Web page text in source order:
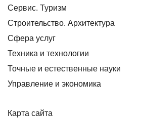
Сервис. Туризм
Строительство. Архитектура
Сфера услуг
Техника и технологии
Точные и естественные науки
Управление и экономика
Карта сайта